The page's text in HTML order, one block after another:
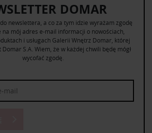
DOMAR
newslettera, a co za tym idzie wyrażam zgodę
na mój adres e-mail informacji o nowościach,
i usługach Galerii Wnętrz Domar, której
Domar S.A. Wiem, że w każdej chwili będę mógł
wycofać zgodę.